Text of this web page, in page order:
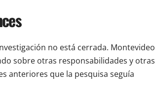
no está cerrada. Montevideo
sobre otras responsabilidades y otras
anteriores que la pesquisa seguía